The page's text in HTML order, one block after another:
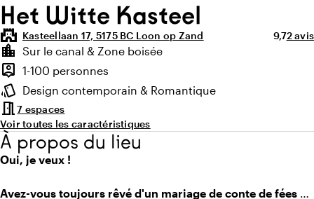
Het Witte Kasteel
castle Kasteellaan 17, 5175 BC Loon op Zand Note
9,72 avis
Points forts
location_city
Environnement
Sur le canal & Zone boisée
person_pin
Capacité
1-100 personnes
style
Ambiance
Design contemporain & Romantique
meeting_room7 espaces
Voir toutes les caractéristiques
À propos du lieu
Oui, je veux !
Avez-vous toujours rêvé d'un mariage de conte de fées ?